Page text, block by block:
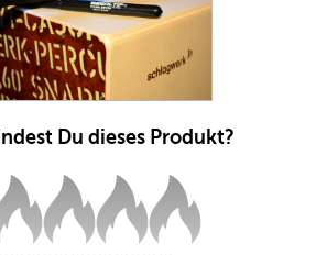
Du dieses Produkt?